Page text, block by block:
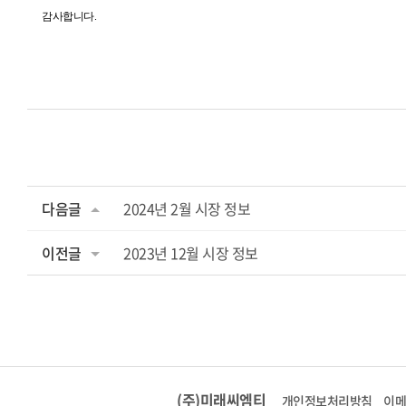
감사합니다.
다음글 2024년 2월 시장 정보
이전글 2023년 12월 시장 정보
(주)미래씨엠티 개인정보처리방침 이